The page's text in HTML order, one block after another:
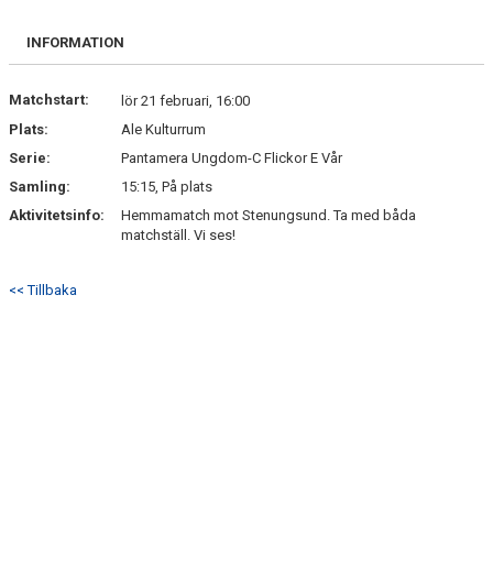
MEDLEMSKAP
INFORMATION
Matchstart:
lör 21 februari, 16:00
Plats:
Ale Kulturrum
Serie:
Pantamera Ungdom-C Flickor E Vår
Samling:
15:15, På plats
Aktivitetsinfo:
Hemmamatch mot Stenungsund. Ta med båda
matchställ. Vi ses!
<< Tillbaka